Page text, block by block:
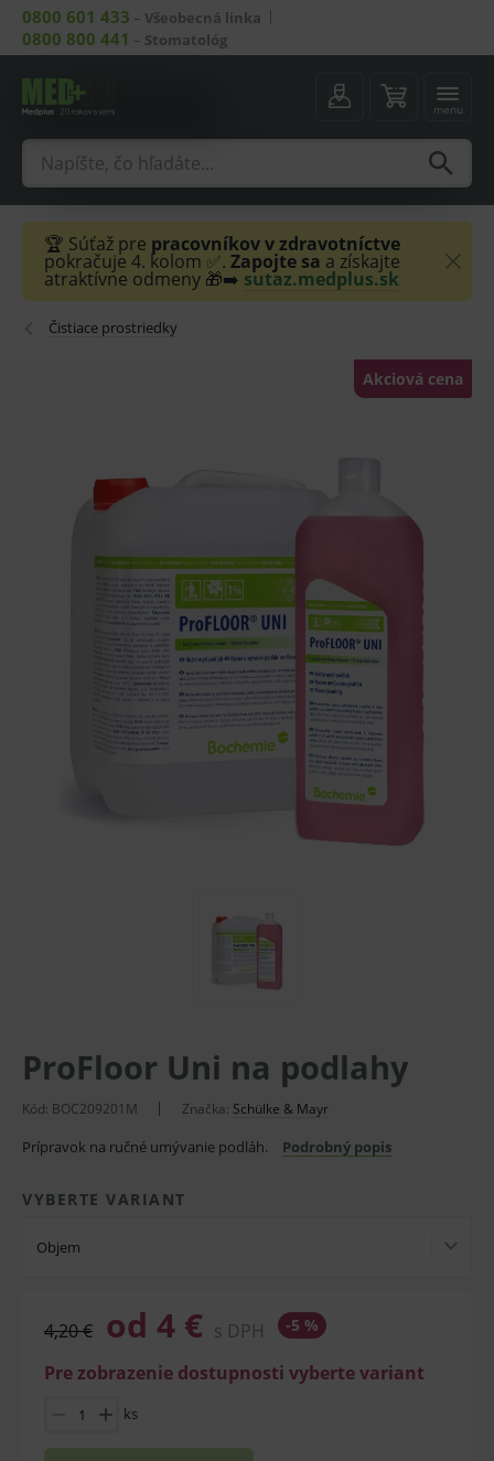
0800 601 433 – Všeobecná linka
0800 800 441 – Stomatológ
menu
🏆 Súťaž pre pracovníkov v zdravotníctve
pokračuje 4. kolom ✅. Zapojte sa a získajte
atraktívne odmeny 🎁➡️ sutaz.medplus.sk
Čistiace prostriedky
Akciová cena
ProFloor Uni na podlahy
Kód: BOC209201M Značka: Schülke & Mayr
Prípravok na ručné umývanie podláh. Podrobný popis
VYBERTE VARIANT
Objem
4,20 € od 4 € s DPH -5 %
Pre zobrazenie dostupnosti vyberte variant
ks